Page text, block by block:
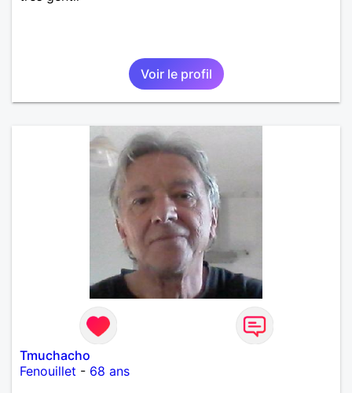
Voir le profil
Tmuchacho
Fenouillet - 68 ans